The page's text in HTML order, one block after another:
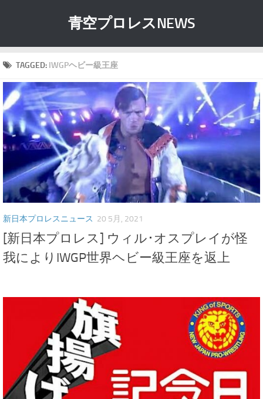
青空プロレスNEWS
TAGGED: IWGPヘビー級王座
新日本プロレスニュース 20 5月, 2021
[新日本プロレス] ウィル･オスプレイが怪
我によりIWGP世界ヘビー級王座を返上